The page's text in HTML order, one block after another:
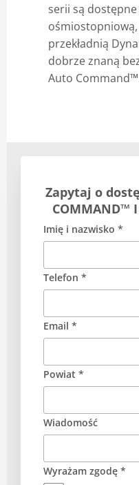
serii są
przekładnią
dobrze znaną
Auto
Zapytaj o
COMMAND™
Imię i nazwisko *
Telefon *
Email *
Powiat *
Wiadomość
Wyrażam zgodę *